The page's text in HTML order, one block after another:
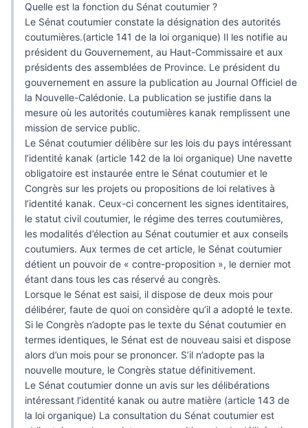
Quelle est la fonction du Sénat coutumier ?
Le Sénat coutumier constate la désignation des autorités
coutumières.(article 141 de la loi organique) Il les notifie au
président du Gouvernement, au Haut-Commissaire et aux
présidents des assemblées de Province. Le président du
gouvernement en assure la publication au Journal Officiel de
la Nouvelle-Calédonie. La publication se justifie dans la
mesure où les autorités coutumières kanak remplissent une
mission de service public.
Le Sénat coutumier délibère sur les lois du pays intéressant
l’identité kanak (article 142 de la loi organique) Une navette
obligatoire est instaurée entre le Sénat coutumier et le
Congrès sur les projets ou propositions de loi relatives à
l’identité kanak. Ceux-ci concernent les signes identitaires,
le statut civil coutumier, le régime des terres coutumières,
les modalités d’élection au Sénat coutumier et aux conseils
coutumiers. Aux termes de cet article, le Sénat coutumier
détient un pouvoir de « contre-proposition », le dernier mot
étant dans tous les cas réservé au congrès.
Lorsque le Sénat est saisi, il dispose de deux mois pour
délibérer, faute de quoi on considère qu’il a adopté le texte.
Si le Congrès n’adopte pas le texte du Sénat coutumier en
termes identiques, le Sénat est de nouveau saisi et dispose
alors d’un mois pour se prononcer. S’il n’adopte pas la
nouvelle mouture, le Congrès statue définitivement.
Le Sénat coutumier donne un avis sur les délibérations
intéressant l’identité kanak ou autre matière (article 143 de
la loi organique) La consultation du Sénat coutumier est